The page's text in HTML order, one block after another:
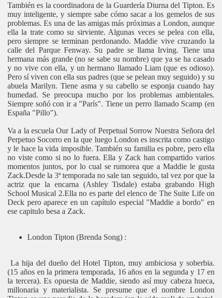
También es la coordinadora de la Guardería Diurna del Tipton. Es
muy inteligente, y siempre sabe cómo sacar a los gemelos de sus
problemas. Es una de las amigas más próximas a London, aunque
ella la trate como su sirviente. Algunas veces se pelea con ella,
pero siempre se terminan perdonando. Maddie vive cruzando la
calle del Parque Fenway. Su padre se llama Irving. Tiene una
hermana más grande (no se sabe su nombre) que ya se ha casado
y no vive con ella, y un hermano llamado Liam (que es odioso).
Pero sí viven con ella sus padres (que se pelean muy seguido) y su
abuela Marilyn. Tiene asma y su cabello se esponja cuando hay
humedad. Se preocupa mucho por los problemas ambientales.
Siempre soñó con ir a "París". Tiene un perro llamado Scamp (en
España "Pillo").
Va a la escuela Our Lady of Perpetual Sorrow Nuestra Señora del
Perpetuo Socorro en la que luego London es inscrita como castigo
y le hace la vida imposible. También su familia es pobre, pero ella
no viste como si no lo fuera. Ella y Zack han compartido varios
momentos juntos, por lo cual se rumorea que a Maddie le gusta
Zack.Desde la 3ª temporada no sale tan seguido, tal vez por que la
actriz que la encarna (Ashley Tisdale) estaba grabando High
School Musical 2.Ella no es parte del elenco de The Suite Life on
Deck pero aparece en un capítulo especial "Maddie a bordo" en
ese capitulo besa a Zack.
London Tipton (Brenda Song) :
La hija del dueño del Hotel Tipton, muy ambiciosa y soberbia.
(15 años en la primera temporada, 16 años en la segunda y 17 en
la tercera). Es opuesta de Maddie, siendo así muy cabeza hueca,
millonaria y materialista. Se presume que el nombre London